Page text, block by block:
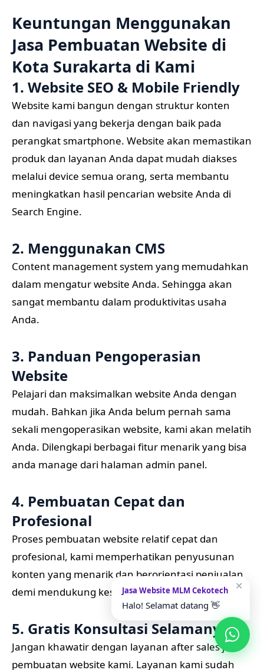
meningkatkan hasil pencarian website Anda di
Search Engine.
2. Menggunakan CMS
Content management system yang memudahkan
dalam mengatur website Anda. Sehingga akan
sangat membantu dalam produktivitas usaha
Anda.
3. Panduan Pengoperasian
Website
Pelajari dan maksimalkan website Anda dengan
sekali mengoperasikan website, kami akan melatih
Anda. Dilengkapi berbagai fitur menarik yang bisa
anda manage dari halaman admin panel.
4. Pembuatan Cepat dan
Profesional
Proses pembuatan website relatif cepat dan
profesional, kami memperhatikan penyusunan
konten yang menarik dan berorientasi penjualan
demi mendukung kesuksesan usaha Anda.
5. Gratis Konsultasi Selamanya
Jangan khawatir dengan layanan after sales jasa
termasuk konsultasi gratis lewat email, telepon
maupun presentasi online via software team
viewer.
6. Layanan Konsultasi Gratis
Hubungi kamimelalui semua jalur komunikasi
yang kami gunakan. Konsultasikan kepada kami
jika Anda ingin membuat Website. Website yang
akan Anda buat sesuai dengan Keinginan dan
✕
Jasa Website MLM Cekotech
Halo! Selamat datang 👋